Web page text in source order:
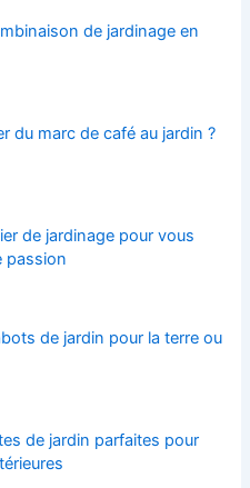
de jardinage en
du marc de café au jardin ?
de jardinage pour vous
passion
de jardin pour la terre ou
de jardin parfaites pour